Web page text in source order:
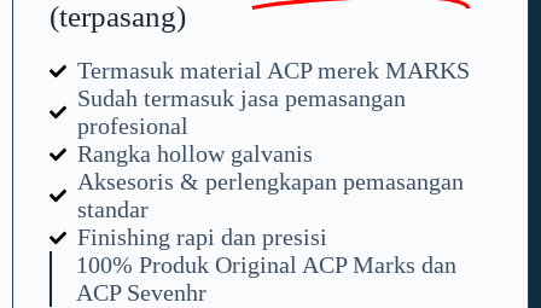
(terpasang)
Termasuk material ACP merek MARKS
Sudah termasuk jasa pemasangan
profesional
Rangka hollow galvanis
Aksesoris & perlengkapan pemasangan
standar
Finishing rapi dan presisi
100% Produk Original ACP Marks dan
ACP Sevenhr